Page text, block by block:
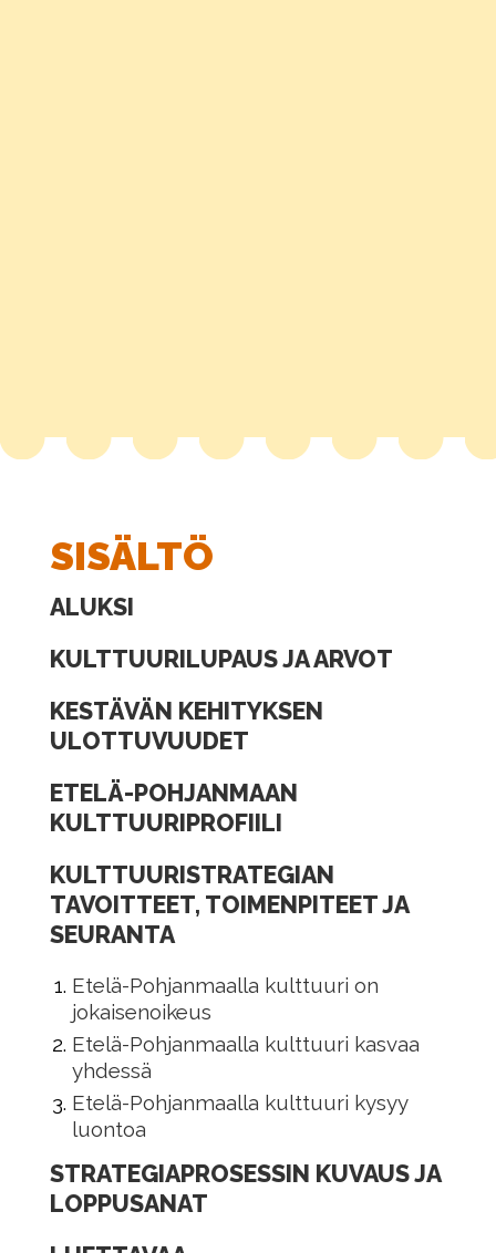
SISÄLTÖ
ALUKSI
KULTTUURILUPAUS JA ARVOT
KESTÄVÄN KEHITYKSEN
ULOTTUVUUDET
ETELÄ-POHJANMAAN
KULTTUURIPROFIILI
KULTTUURISTRATEGIAN
TAVOITTEET, TOIMENPITEET JA
SEURANTA
Etelä-Pohjanmaalla kulttuuri on
jokaisenoikeus
Etelä-Pohjanmaalla kulttuuri kasvaa
yhdessä
Etelä-Pohjanmaalla kulttuuri kysyy
luontoa
STRATEGIAPROSESSIN KUVAUS JA
LOPPUSANAT